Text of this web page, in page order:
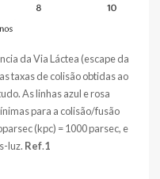
da Via Láctea (escape da
taxas de colisão obtidas ao
As linhas azul e rosa
para a colisão/fusão
(kpc) = 1000 parsec, e
luz. Ref.1